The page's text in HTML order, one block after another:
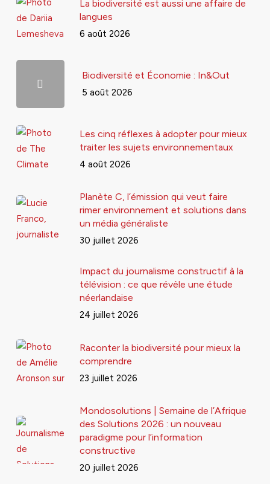
La biodiversité est aussi une affaire de
langues
6 août 2026
Biodiversité et Économie : In&Out
5 août 2026
Les cinq réflexes à adopter pour mieux
traiter les sujets environnementaux
4 août 2026
Planète C, l’émission qui veut faire
rimer environnement et solutions dans
un média généraliste
30 juillet 2026
Impact du journalisme constructif à la
télévision : ce que révèle une étude
néerlandaise
24 juillet 2026
Raconter la biodiversité pour mieux la
comprendre
23 juillet 2026
Mondosolutions | Semaine de l’Afrique
des Solutions 2026 : un nouveau
paradigme pour l’information
constructive
20 juillet 2026